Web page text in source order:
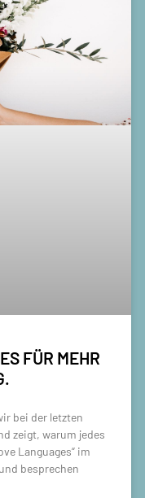
FÜR MEHR
bei der letzten
zeigt, warum jedes
Languages“ im
besprechen